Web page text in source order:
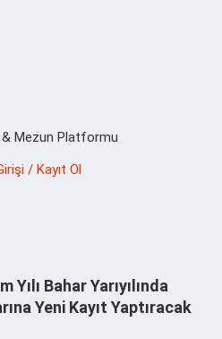
& Mezun Platformu
/ Kayıt Ol
Bahar Yarıyılında
Yeni Kayıt Yaptıracak